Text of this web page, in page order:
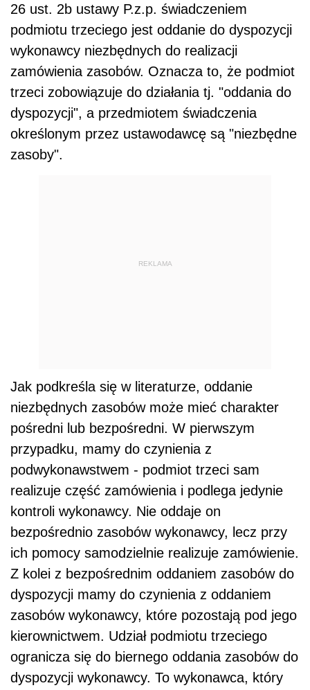
26 ust. 2b ustawy P.z.p. świadczeniem
podmiotu trzeciego jest oddanie do dyspozycji
wykonawcy niezbędnych do realizacji
zamówienia zasobów. Oznacza to, że podmiot
trzeci zobowiązuje do działania tj. "oddania do
dyspozycji", a przedmiotem świadczenia
określonym przez ustawodawcę są "niezbędne
zasoby".
REKLAMA
Jak podkreśla się w literaturze, oddanie
niezbędnych zasobów może mieć charakter
pośredni lub bezpośredni. W pierwszym
przypadku, mamy do czynienia z
podwykonawstwem - podmiot trzeci sam
realizuje część zamówienia i podlega jedynie
kontroli wykonawcy. Nie oddaje on
bezpośrednio zasobów wykonawcy, lecz przy
ich pomocy samodzielnie realizuje zamówienie.
Z kolei z bezpośrednim oddaniem zasobów do
dyspozycji mamy do czynienia z oddaniem
zasobów wykonawcy, które pozostają pod jego
kierownictwem. Udział podmiotu trzeciego
ogranicza się do biernego oddania zasobów do
dyspozycji wykonawcy. To wykonawca, który